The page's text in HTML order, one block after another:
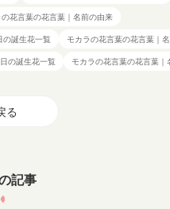
の花言葉の花言葉｜名前の由来
の誕生花一覧 モカラの花言葉の花言葉｜
の誕生花一覧 モカラの花言葉の花言葉｜
る
記事